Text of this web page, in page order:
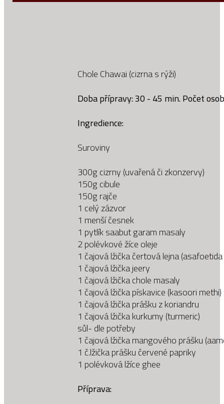
Chole Chawai (cizrna s rýži)
Doba přípravy: 30 - 45 min. Počet
Ingredience:
Suroviny
300g cizrny (uvařená či zkonzervy)
150g cibule
150g rajče
1 celý zázvor
1 menší česnek
1 pytlík saabut garam masaly
2 polévkové žíce oleje
1 čajová lžička čertová lejna
1 čajová lžička jeery
1 čajová lžička chole masaly
1 čajová lžička pískavice (kasoori methi)
1 čajová lžička prášku z koriandru
1 čajová lžička kurkumy (turmeric)
sůl- dle potřeby
1 čajová lžička mangového prášku
1 č.lžička prášku červené papriky
1 polévková lžíce ghee
Příprava: